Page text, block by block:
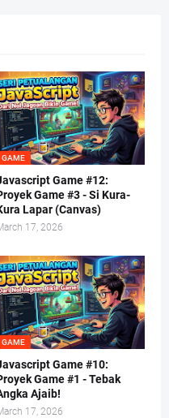
GAME
Game #12:
Game #3 - Si Kura-
Lapar (Canvas)
17, 2026
GAME
Game #10:
Game #1 - Tebak
Ajaib!
17, 2026